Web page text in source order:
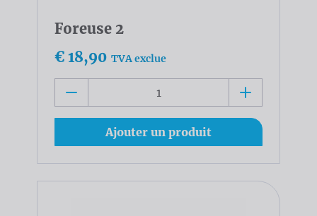
Foreuse 2
€ 18,90 TVA exclue
Ajouter un produit